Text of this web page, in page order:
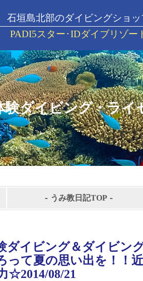
石垣島北部のダイビングショッ
PADI5スター･IDダイブリゾー
験ダイビング・ライ
- うみ教日記TOP -
ダイビング＆ダイビン
って夏の思い出を！！
☆2014/08/21